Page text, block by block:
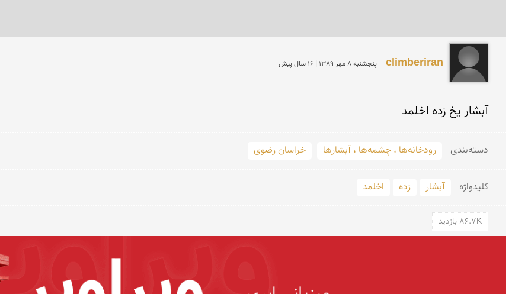
climberiran پنجشنبه 8 مهر 1389 | 16 سال پیش
آبشار یخ زده اخلمد
دسته‌بندی رودخانه‌ها ، چشمه‌ها ، آبشارها خراسان رضوی
کلید‌واژه آبشار زده اخلمد
86.7K بازدید